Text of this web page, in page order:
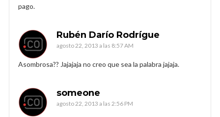
pago.
Rubén Darío Rodrígue
agosto 22, 2013 a las 8:57 AM
Asombrosa?? Jajajaja no creo que sea la palabra jajaja.
someone
agosto 22, 2013 a las 2:56 PM